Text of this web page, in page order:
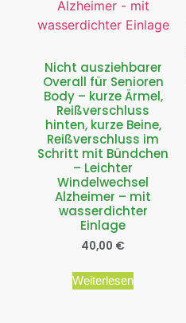
Nicht ausziehbarer
Overall für Senioren
Body – kurze Ärmel,
Reißverschluss
hinten, kurze Beine,
Reißverschluss im
Schritt mit Bündchen
– Leichter
Windelwechsel
Alzheimer – mit
wasserdichter
Einlage
40,00 €
Weiterlesen